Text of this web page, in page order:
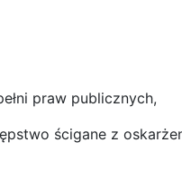
praw publicznych,
ścigane z